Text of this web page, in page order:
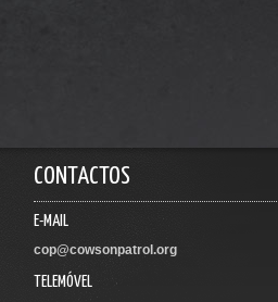
CONTACTOS
E-MAIL
cop@cowsonpatrol.org
TELEMÓVEL